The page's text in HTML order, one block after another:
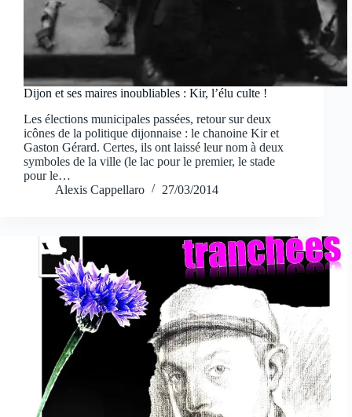
Dijon et ses maires inoubliables : Kir, l’élu culte !
Les élections municipales passées, retour sur deux
icônes de la politique dijonnaise : le chanoine Kir et
Gaston Gérard. Certes, ils ont laissé leur nom à deux
symboles de la ville (le lac pour le premier, le stade
pour le…
Alexis Cappellaro
27/03/2014